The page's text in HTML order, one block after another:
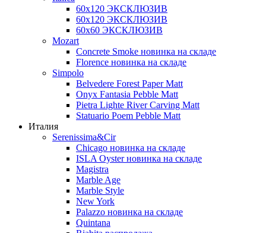
60х120 ЭКСКЛЮЗИВ
60х120 ЭКСКЛЮЗИВ
60х60 ЭКСКЛЮЗИВ
Mozart
Concrete Smoke новинка на складе
Florence новинка на складе
Simpolo
Belvedere Forest Paper Matt
Onyx Fantasia Pebble Matt
Pietra Lighte River Carving Matt
Statuario Poem Pebble Matt
Италия
Serenissima&Cir
Chicago новинка на складе
ISLA Oyster новинка на складе
Magistra
Marble Age
Marble Style
New York
Palazzo новинка на складе
Quintana